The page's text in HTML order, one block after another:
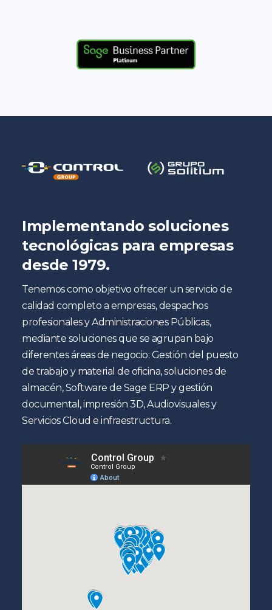
Implementando soluciones
tecnológicas para empresas
desde 1979.
Tenemos como objetivo ofrecer un servicio de
calidad completo a empresas, despachos
profesionales y Administraciones Públicas,
mediante soluciones que se agrupan bajo
diferentes áreas de negocio: Gestión del puesto
de trabajo y material de oficina, soluciones de
almacén, Software de Sage ERP y gestión
documental, impresión 3D, Audiovisuales y
Servicios Cloud e infraestructura.